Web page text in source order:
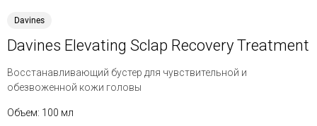
Davines
Davines Elevating Sclap Recovery Treatment
Восстанавливающий бустер для чувствительной и
обезвоженной кожи головы
Объем: 100 мл